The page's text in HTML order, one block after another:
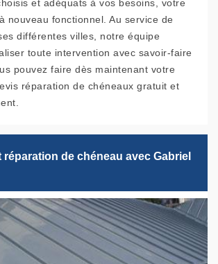
et adéquats à vos besoins, votre
nouveau fonctionnel. Au service de
différentes villes, notre équipe
toute intervention avec savoir-faire
pouvez faire dès maintenant votre
réparation de chéneaux gratuit et
réparation de chéneau avec Gabriel